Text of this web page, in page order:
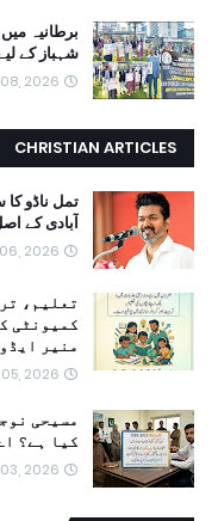
برطانیہ
شہباز کے
2026
CHRISTIAN ARTICLES
تمل ناڈو
آبادی کے
2026
تعلیم،
کمیونٹی
منیر
2026
مسیحی
کیا ہے؟
2026